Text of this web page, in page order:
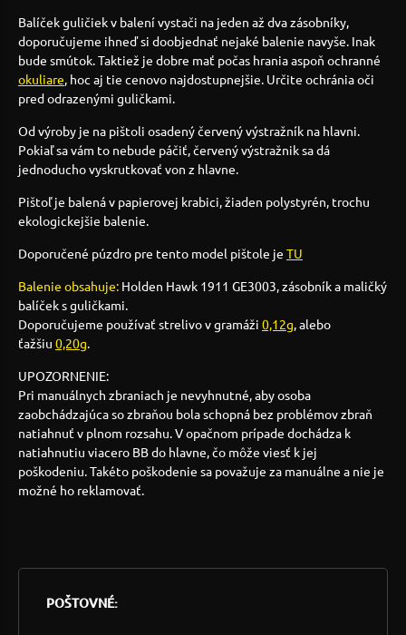
Balíček guličiek v balení vystači na jeden až dva zásobníky,
doporučujeme ihneď si doobjednať nejaké balenie navyše. Inak
bude smútok. Taktiež je dobre mať počas hrania aspoň ochranné
okuliare, hoc aj tie cenovo najdostupnejšie. Určite ochránia oči
pred odrazenými guličkami.
Od výroby je na pištoli osadený červený výstražník na hlavni.
Pokiaľ sa vám to nebude páčiť, červený výstražnik sa dá
jednoducho vyskrutkovať von z hlavne.
Pištoľ je balená v papierovej krabici, žiaden polystyrén, trochu
ekologickejšie balenie.
Doporučené púzdro pre tento model pištole je TU
Balenie obsahuje: Holden Hawk 1911 GE3003, zásobník a maličký
balíček s guličkami.
Doporučujeme používať strelivo v gramáži 0,12g, alebo
ťažšiu 0,20g.
UPOZORNENIE:
Pri manuálnych zbraniach je nevyhnutné, aby osoba
zaobchádzajúca so zbraňou bola schopná bez problémov zbraň
natiahnuť v plnom rozsahu. V opačnom prípade dochádza k
natiahnutiu viacero BB do hlavne, čo môže viesť k jej
poškodeniu. Takéto poškodenie sa považuje za manuálne a nie je
možné ho reklamovať.
POŠTOVNÉ: